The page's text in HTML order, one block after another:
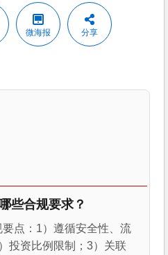
微海报 分享
些合规要求？
点：1）遵循安全性、流
投资比例限制；3）关联